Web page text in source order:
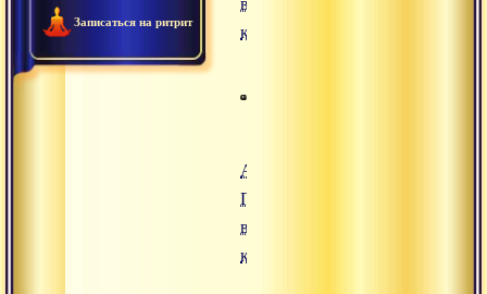
Записаться на ритрит
ведической
культуре
Арья Дев
Гири о
ведической
культуре